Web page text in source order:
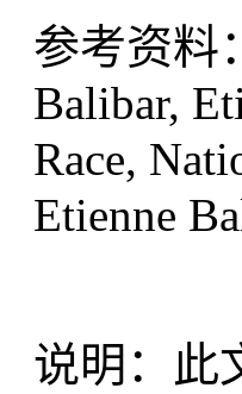
参考资料
Balibar,
Race,
Etienne
说明：此